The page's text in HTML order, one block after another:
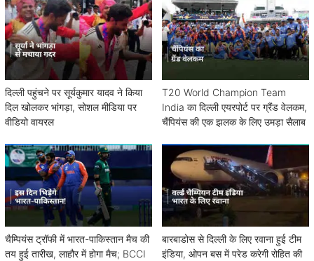
दिल्ली पहुंचने पर सूर्यकुमार यादव ने किया
दिल खोलकर भांगड़ा, सोशल मीडिया पर
वीडियो वायरल
T20 World Champion Team
India का दिल्ली एयरपोर्ट पर ग्रैंड वेलकम,
चैंपियंस की एक झलक के लिए उमड़ा सैलाब
चैम्पियंस ट्रॉफी में भारत-पाकिस्तान मैच की
तय हुई तारीख, लाहौर में होगा मैच; BCCI
बारबाडोस से दिल्ली के लिए रवाना हुई टीम
इंडिया, ओपन बस में परेड करेगी रोहित की